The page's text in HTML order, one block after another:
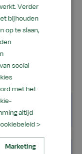
Verder
bijhouden
op te slaan,
social
met het
altijd
>
Marketing